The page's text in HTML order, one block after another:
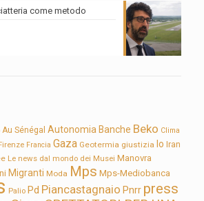
come metodo
Au Sénégal Autonomia Banche Beko Clima
Francia Gaza Geotermia giustizia Io Iran
Le news dal mondo dei Musei Manovra
Migranti Moda Mps Mps-Mediobanca
Palio Pd Piancastagnaio Pnrr press